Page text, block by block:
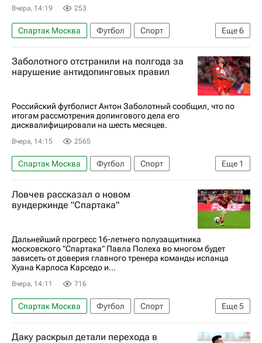
Вчера, 14:19 253
Еще6
Спартак Москва Футбол
Спорт
Казань
Мирлинд Даку
Александр Бухаров
Алехандро Домингес
Рубин Осиек
Заболотного отстранили на полгода за
нарушение антидопинговых правил
Российский футболист Антон Заболотный сообщил, что по
итогам рассмотрения допингового дела его
дисквалифицировали на шесть месяцев.
Вчера, 14:15 2565
Еще 1
Спартак Москва Футбол
Спорт
Антон Заболотный
Ловчев рассказал о новом
вундеркинде "Спартака"
Дальнейший прогресс 16-летнего полузащитника
московского "Спартака" Павла Полеха во многом будет
зависеть от доверия главного тренера команды испанца
Хуана Карлоса Карседо и...
Вчера, 14:11 716
Еще5
Спартак Москва Футбол
Спорт
Евгений Ловчев
Карлос Карседо
Даку раскрыл детали перехода в